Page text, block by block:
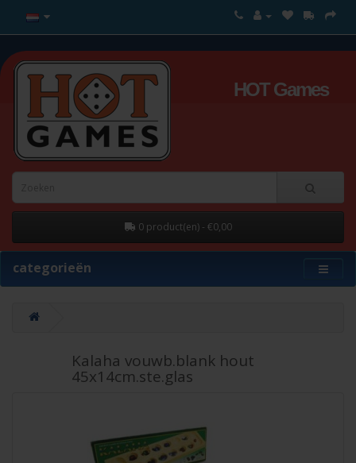
HOT Games
0 product(en) - €0,00
categorieën
Kalaha vouwb.blank hout
45x14cm.ste.glas